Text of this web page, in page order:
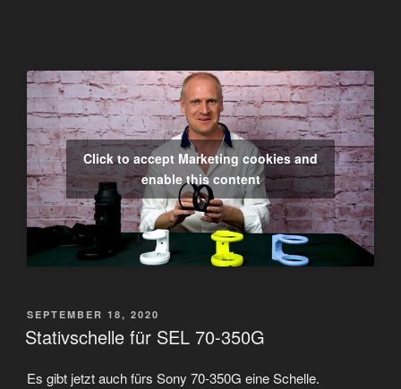
Click to accept Marketing cookies and
enable this content
VERÖFFENTLICHT
AM
SEPTEMBER 18, 2020
Stativschelle für SEL 70-350G
Es gibt jetzt auch fürs Sony 70-350G eine Schelle.